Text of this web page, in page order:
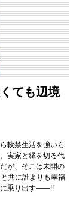
ても辺境
軟禁生活を強いら
実家と縁を切る代
が、そこは未開の
共に誰よりも幸福
に乗り出す――!!